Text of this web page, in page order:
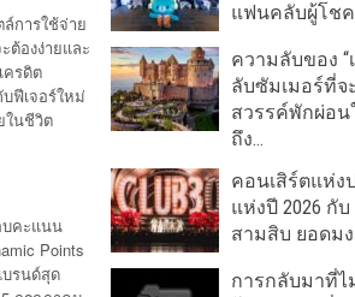
การใช้จ่าย
องง่ายและ
ครดิต
ฟีเจอร์ใหม่
ในชีวิต
บคะแนน
Points
รนด์สุด
แฟนคลับผู้โชค
ความลับของ “
ลับซัมเมอร์ที่
สวรรค์พักผ่อ
ถึง...
คอนเสิร์ตแห่ง
แห่งปี 2026 กั
สามสิบ ยอดม
การกลับมาที่ไ